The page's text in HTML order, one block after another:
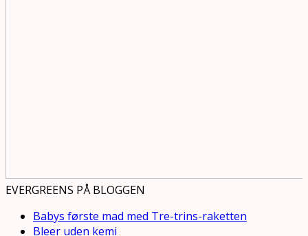
EVERGREENS PÅ BLOGGEN
Babys første mad med Tre-trins-raketten
Bleer uden kemi